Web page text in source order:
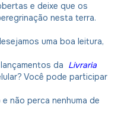
e deixe que os
nesta terra.
uma boa leitura,
da Livraria
Você pode participar
não perca nenhuma de